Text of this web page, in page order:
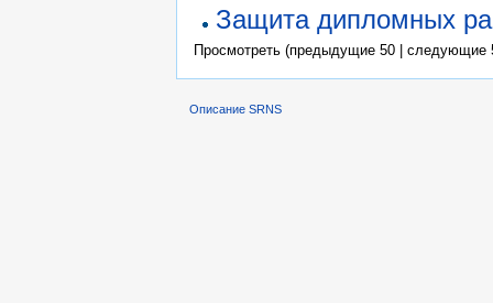
Защита дипломных
Просмотреть (предыдущие 50 | следующие
Описание SRNS